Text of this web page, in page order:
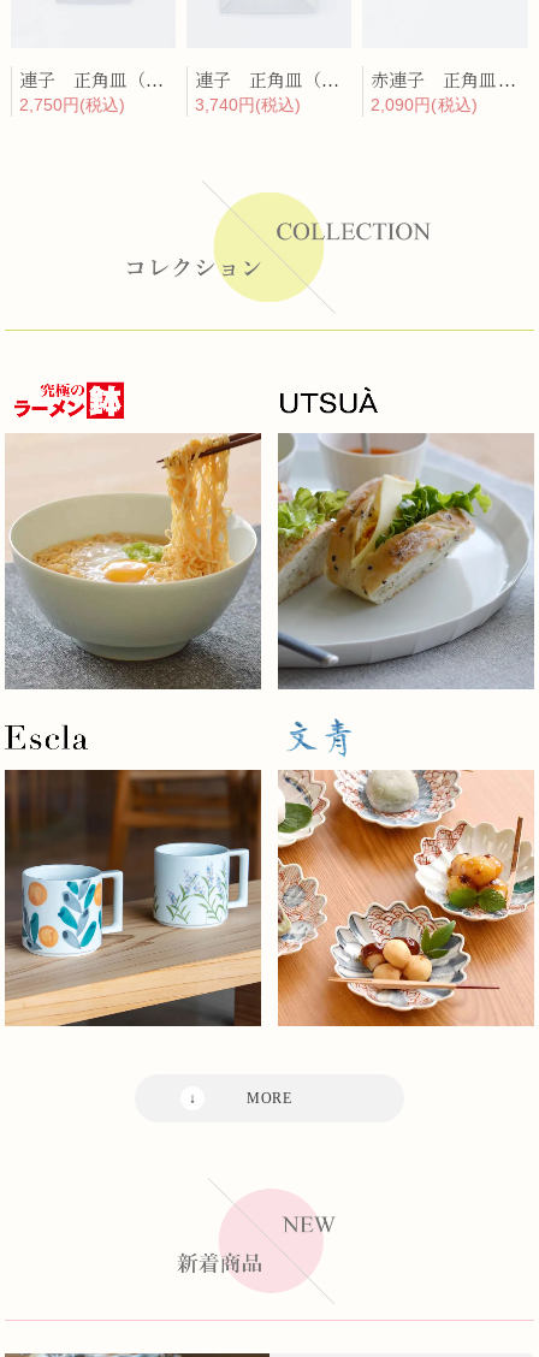
連子 正角皿（中）
2,750円(税込)
連子 正角皿（大）
3,740円(税込)
赤連子 正角皿（小）
2,090円(税込)